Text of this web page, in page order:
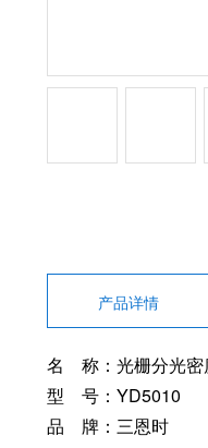
产品详情
名 称：光栅分光密
型 号：YD5010
品 牌：三恩时